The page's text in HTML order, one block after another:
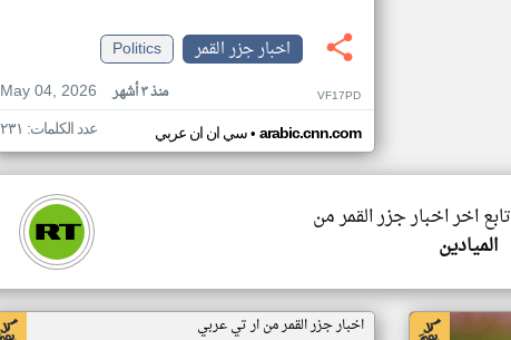
اخبار جزر القمر
Politics
May 04, 2026
منذ ٣ أشهر VF17PD
سي ان ان عربي• arabic.cnn.com عدد الكلمات: ٢٣١
تابع اخر اخبار جزر القمر من
الميادين
اخبار جزر القمر من ار تي عربي